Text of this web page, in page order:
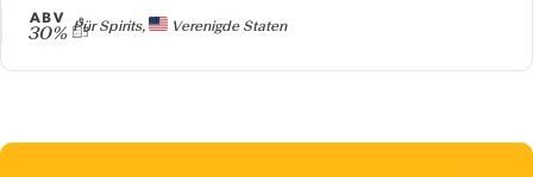
Producer
Pür Spirits, Verenigde Staten
ABV
30%